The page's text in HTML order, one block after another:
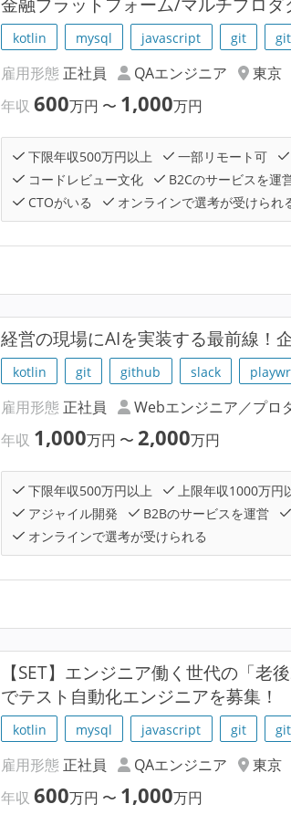
kotlin mysql javascript git
雇用形態 正社員 QAエンジニア
東京
年収600万円 〜 1,000万円
下限年収500万円以上 一部リモート可
コードレビュー文化
B2Cのサービスを運
CTOがいる
オンラインで選考が受けられ
経営の現場にAIを実装する最前線！
kotlin git github slack
雇用形態 正社員 Webエンジニア／プロ
年収 1,000万円 〜2,000万円
下限年収500万円以上 上限年収1000万円
アジャイル開発
B2Bのサービスを運営
オンラインで選考が受けられる
【SET】エンジニア働く世代の「
でテスト自動化エンジニアを募集！
kotlin mysql javascript git
雇用形態 正社員 QAエンジニア
東京
年収600万円 〜 1,000万円